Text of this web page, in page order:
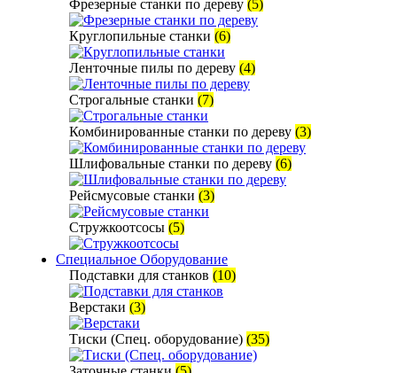
Фрезерные станки по дереву (5)
Круглопильные станки (6)
Ленточные пилы по дереву (4)
Строгальные станки (7)
Комбинированные станки по дереву (3)
Шлифовальные станки по дереву (6)
Рейсмусовые станки (3)
Стружкоотсосы (5)
Специальное Оборудование
Подставки для станков (10)
Верстаки (3)
Тиски (Спец. оборудование) (35)